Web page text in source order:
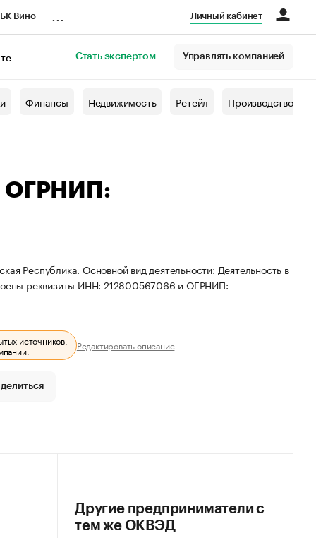
Вино Личный кабинет
Стать экспертом Управлять компанией
Финансы Недвижимость Ретейл Производство
ОГРНИП:
Республика. Основной вид деятельности: Деятельность в
реквизиты ИНН: 212800567066 и ОГРНИП:
источников.
Редактировать описание
Другие предприниматели с
тем же ОКВЭД